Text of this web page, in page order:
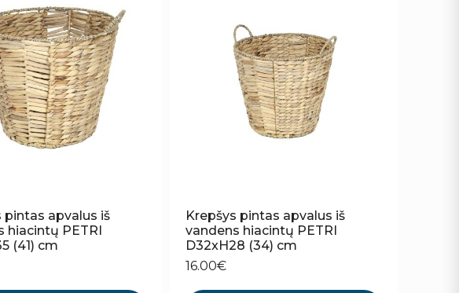
pintas apvalus iš
hiacintų PETRI
(41) cm
Krepšys pintas apvalus iš
vandens hiacintų PETRI
D32xH28 (34) cm
16.00€